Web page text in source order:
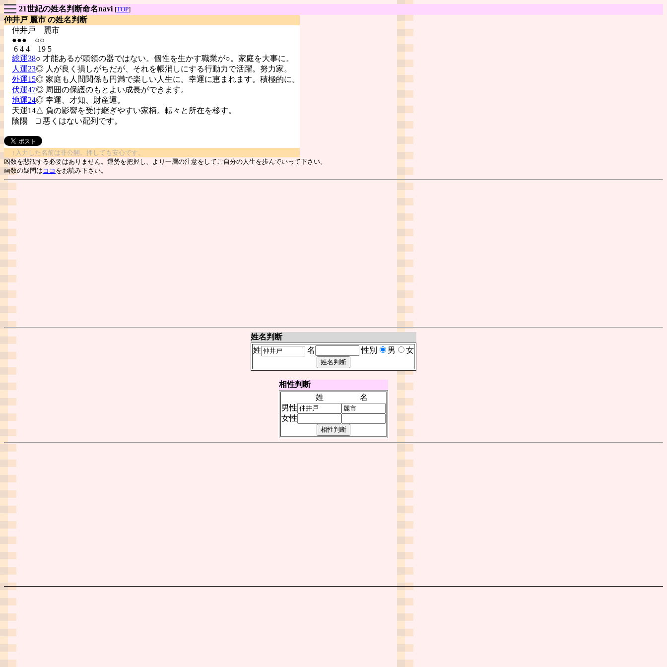
21世紀の姓名判断命名navi [TOP]
仲井戸 麗市 の姓名判断
仲井戸
麗市
●●● ○○
6 4 4 19 5
総運38○ 才能あるが頭領の器ではない。個性を生かす職業が○。家庭を大事に。
人運23◎ 人が良く損しがちだが、それを帳消しにする行動力で活躍。努力家。
外運15◎ 家庭も人間関係も円満で楽しい人生に。幸運に恵まれます。積極的に。
伏運47◎ 周囲の保護のもとよい成長ができます。
地運24◎ 幸運、才知、財産運。
天運14△ 負の影響を受け継ぎやすい家柄。転々と所在を移す。
陰陽 □ 悪くはない配列です。
↑入力した名前は非公開。押しても安心です。
凶数を悲観する必要はありません。運勢を把握し、より一層の注意をしてご自分の人生を歩んでいって下さい。
画数の疑問は ココ をお読み下さい。
姓名判断
姓
名 性別 男 女
相性判断
姓
名
男性
女性